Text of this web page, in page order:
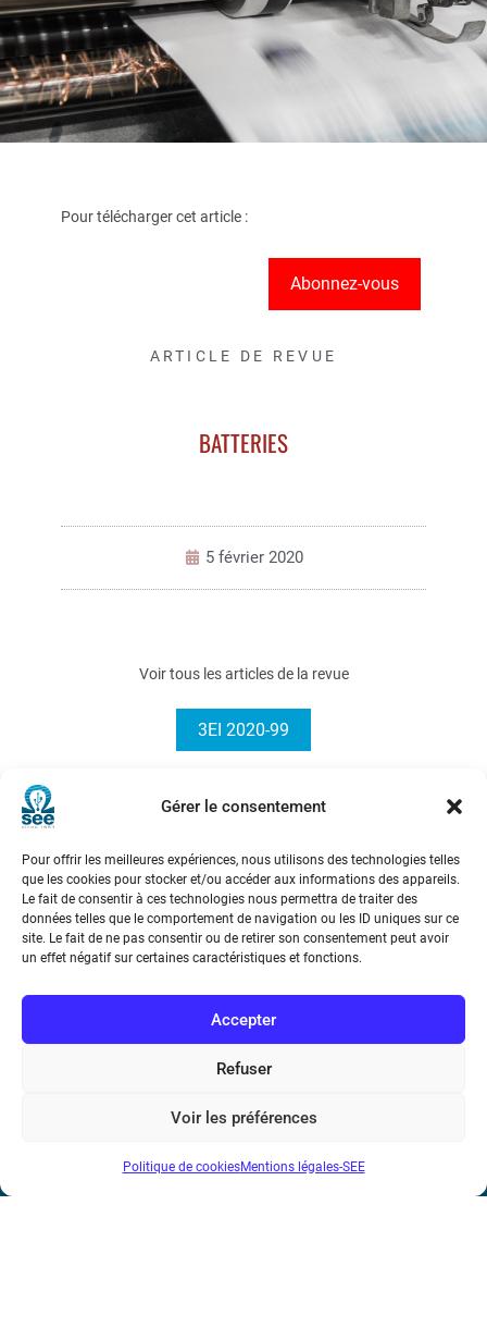
Gérer le consentement
Pour offrir les meilleures expériences, nous utilisons des technologies telles
que les cookies pour stocker et/ou accéder aux informations des appareils.
Le fait de consentir à ces technologies nous permettra de traiter des
données telles que le comportement de navigation ou les ID uniques sur ce
site. Le fait de ne pas consentir ou de retirer son consentement peut avoir
un effet négatif sur certaines caractéristiques et fonctions.
Accepter
Refuser
Voir les préférences
Politique de cookiesMentions légales-SEE
Pour télécharger cet article :
Abonnez-vous
ARTICLE DE REVUE
BATTERIES
5 février 2020
Voir tous les articles de la revue
3EI 2020-99
Société de l’Electricité, de l’Electronique et des Technologies
de l’Information et de la Communication
17 rue de l’Amiral Hamelin75116 Paris
Métro : « Boissière » Ligne 6 et « Iéna » Ligne 9
communautaire : FR44 785 393 232